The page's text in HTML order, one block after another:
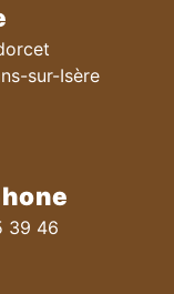
sur-Isère
39 46